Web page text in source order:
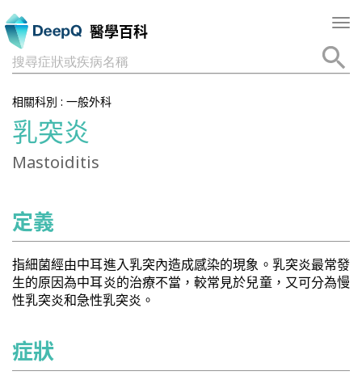
醫學百科
搜尋症狀或疾病名稱
相關科別 : 一般外科
乳突炎
Mastoiditis
定義
指細菌經由中耳進入乳突內造成感染的現象。乳突炎最常發
生的原因為中耳炎的治療不當，較常見於兒童，又可分為慢
性乳突炎和急性乳突炎。
症狀